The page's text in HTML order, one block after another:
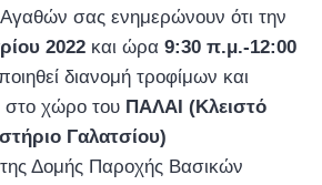
σας ενημερώνουν ότι την
2022 και ώρα 9:30 π.μ.-12:00
διανομή τροφίμων και
χώρο του ΠΑΛΑΙ (Κλειστό
Γαλατσίου)
της Δομής Παροχής Βασικών